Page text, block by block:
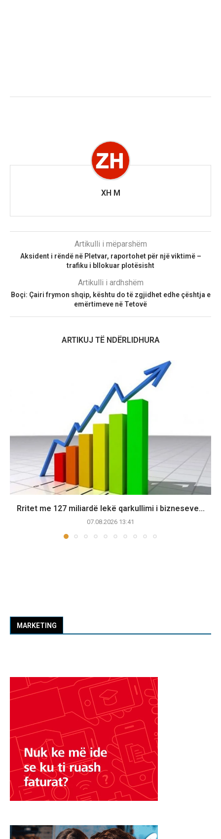
XH M
Artikulli i mëparshëm
Aksident i rëndë në Pletvar, raportohet për një viktimë –
trafiku i bllokuar plotësisht
Artikulli i ardhshëm
Boçi: Çairi frymon shqip, kështu do të zgjidhet edhe çështja e
emërtimeve në Tetovë
ARTIKUJ TË NDËRLIDHURA
Rritet me 127 miliardë lekë qarkullimi i bizneseve...
07.08.2026 13:41
MARKETING